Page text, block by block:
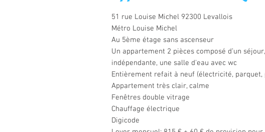
51 rue Louise Michel 92300 Levallois
Métro Louise Michel
Au 5ème étage sans ascenseur
Un appartement 2 pièces composé d’un
indépendante, une salle d'eau avec wc
Entièrement refait à neuf (électricité,
Appartement très clair, calme
Fenêtres double vitrage
Chauffage électrique
Digicode